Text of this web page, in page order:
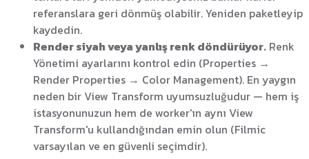
referanslara geri dönmüş olabilir. Yeniden paketleyip
kaydedin.
Render siyah veya yanlış renk döndürüyor. Renk
Yönetimi ayarlarını kontrol edin (Properties →
Render Properties → Color Management). En yaygın
neden bir View Transform uyumsuzluğudur — hem iş
istasyonunuzun hem de worker'ın aynı View
Transform'u kullandığından emin olun (Filmic
varsayılan ve en güvenli seçimdir).